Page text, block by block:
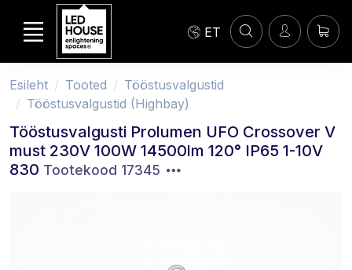
ET
Esileht Tooted
Tööstusvalgustid
Tööstusvalgustid (Highbay)
Tööstusvalgusti Prolumen UFO Crossover V
must 230V 100W 14500lm 120° IP65 1-10V
830 Tootekood 17345